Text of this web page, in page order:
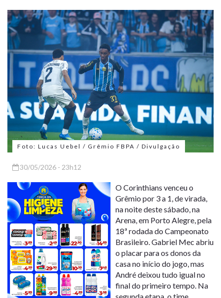
Foto: Lucas Uebel / Grêmio FBPA / Divulgação
30/05/2026 - 23h12
O Corinthians venceu o
Grêmio por 3 a 1, de virada,
na noite deste sábado, na
Arena, em Porto Alegre, pela
18ª rodada do Campeonato
Brasileiro. Gabriel Mec abriu
o placar para os donos da
casa no início do jogo, mas
André deixou tudo igual no
final do primeiro tempo. Na
segunda etapa, o time